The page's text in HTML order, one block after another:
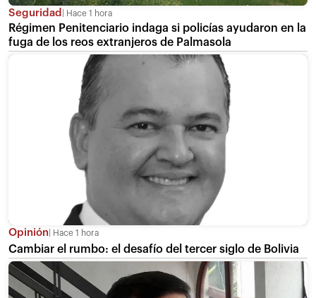
Seguridad Hace 1 hora
Régimen Penitenciario indaga si policías ayudaron en la
fuga de los reos extranjeros de Palmasola
Opinión Hace 1 hora
Cambiar el rumbo: el desafío del tercer siglo de Bolivia